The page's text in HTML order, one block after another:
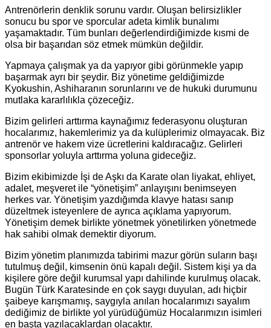
Antrenörlerin denklik sorunu vardır. Oluşan belirsizlikler
sonucu bu spor ve sporcular adeta kimlik bunalımı
yaşamaktadır. Tüm bunları değerlendirdiğimizde kısmi de
olsa bir başarıdan söz etmek mümkün değildir.
Yapmaya çalışmak ya da yapıyor gibi görünmekle yapıp
başarmak ayrı bir şeydir. Biz yönetime geldiğimizde
Kyokushin, Ashiharanın sorunlarını ve de hukuki durumunu
mutlaka kararlılıkla çözeceğiz.
Bizim gelirleri arttırma kaynağımız federasyonu oluşturan
hocalarımız, hakemlerimiz ya da kulüplerimiz olmayacak. Biz
antrenör ve hakem vize ücretlerini kaldıracağız. Gelirleri
sponsorlar yoluyla arttırma yoluna gideceğiz.
Bizim ekibimizde İşi de Aşkı da Karate olan liyakat, ehliyet,
adalet, meşveret ile “yönetişim” anlayışını benimseyen
herkes var. Yönetişim yazdığımda klavye hatası sanıp
düzeltmek isteyenlere de ayrıca açıklama yapıyorum.
Yönetişim demek birlikte yönetmek yönetilirken yönetmede
hak sahibi olmak demektir diyorum.
Bizim yönetim planımızda tabirimi mazur görün suların başı
tutulmuş değil, kimsenin önü kapalı değil. Sistem kişi ya da
kişilere göre değil kurumsal yapı dahilinde kurulmuş olacak.
Bugün Türk Karatesinde en çok saygı duyulan, adı hiçbir
şaibeye karışmamış, saygıyla anılan hocalarımızı sayalım
dediğimiz de birlikte yol yürüdüğümüz Hocalarımızın isimleri
en başta yazılacaklardan olacaktır.